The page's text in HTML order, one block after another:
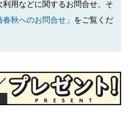
用などに関するお問合せ、そ
春秋へのお問合せ」
をご覧くだ